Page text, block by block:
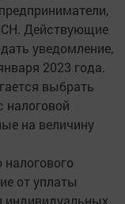
Действующие
уведомление,
2023 года.
выбрать
налоговой
на величину
от уплаты
индивидуальных